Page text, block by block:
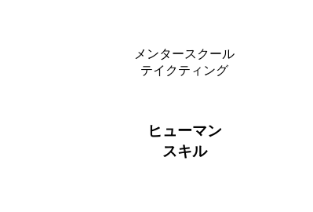
メンタースクール
テイクティング
ヒューマン
スキル